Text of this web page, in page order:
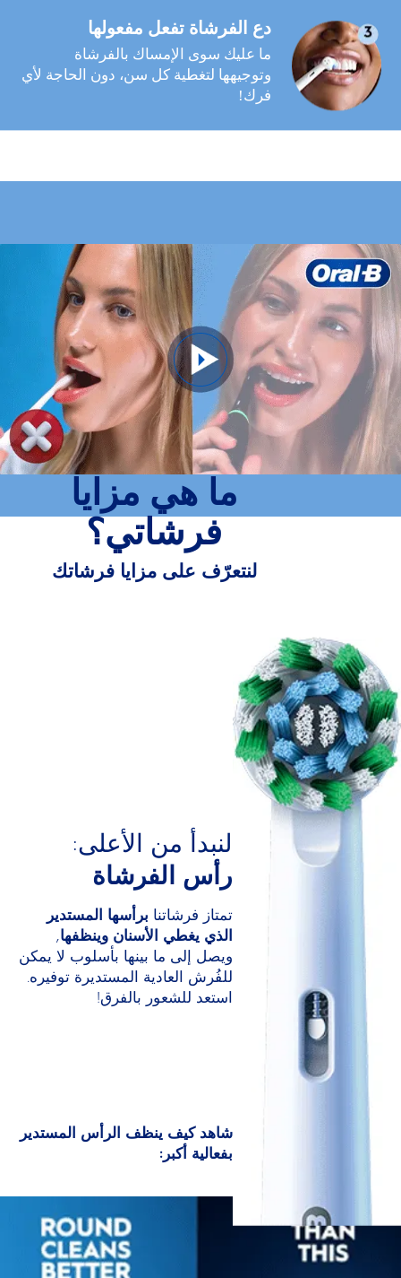
دع الفرشاة تفعل مفعولها
ما عليك سوى الإمساك بالفرشاة
وتوجيهها لتغطية كل سن، دون الحاجة لأي
فرك!
ما هي مزايا
فرشاتي؟
لنتعرّف على مزايا فرشاتك
لنبدأ من الأعلى:
رأس الفرشاة
تمتاز فرشاتنا برأسها المستدير
الذي يغطي الأسنان وينظفها,
ويصل إلى ما بينها بأسلوب لا يمكن
للفُرش العادية المستديرة توفيره.
استعد للشعور بالفرق!
شاهد كيف ينظف الرأس المستدير
بفعالية أكبر: